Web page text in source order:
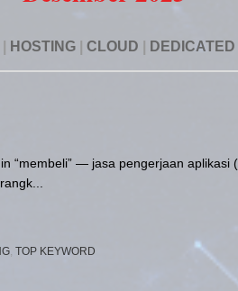
HOSTING| CLOUD DEDICATED
“membeli” — jasa pengerjaan aplikasi
, TOP KEYWORD